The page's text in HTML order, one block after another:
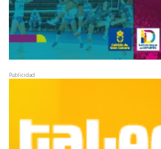
Publicidad